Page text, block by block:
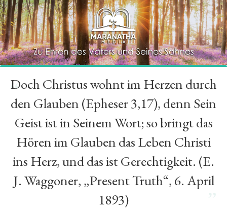
“
Doch Christus wohnt im Herzen durch
den Glauben (Epheser 3,17), denn Sein
Geist ist in Seinem Wort; so bringt das
Hören im Glauben das Leben Christi
ins Herz, und das ist Gerechtigkeit. (E.
J. Waggoner, „Present Truth“, 6. April
1893)